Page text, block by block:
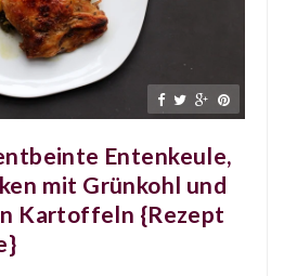
Entenkeule,
mit Grünkohl und
Kartoffeln {Rezept